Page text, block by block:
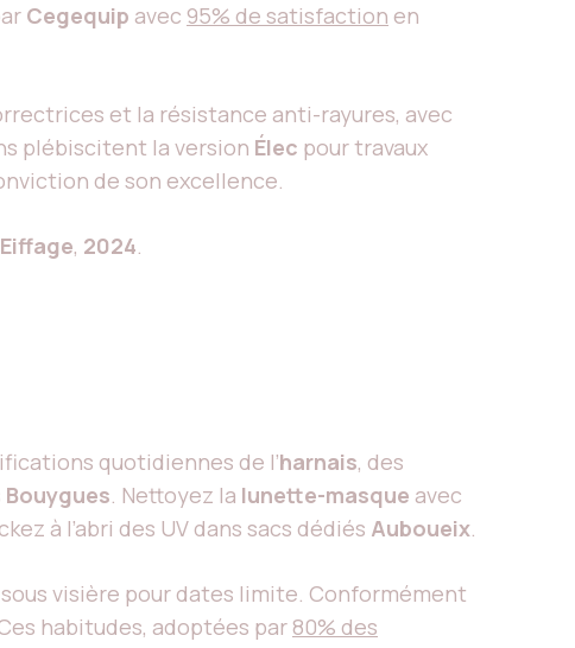
Cegequip avec 95% de satisfaction en
et la résistance anti-rayures, avec
plébiscitent la version Élec pour travaux
de son excellence.
Eiffage, 2024.
quotidiennes de l’harnais, des
Bouygues. Nettoyez la lunette-masque avec
à l’abri des UV dans sacs dédiés Auboueix.
visière pour dates limite. Conformément
habitudes, adoptées par 80% des